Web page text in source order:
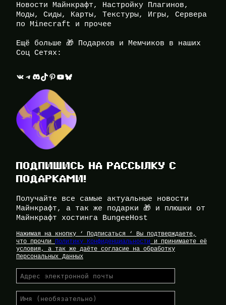
Новости Майнкрафт, Настройку Плагинов,
Моды, Сиды, Карты, Текстуры, Игры, Сервера
по Minecraft и прочее
Ещё больше 🎁 Подарков и Мемчиков в наших
Соц Сетях:
ВКонтакте Telegram Discord TikTok Pinterest YouTube Bluesky
ПОДПИШИСЬ НА РАССЫЛКУ С
ПОДАРКАМИ!
Получайте все самые актуальные новости
Майнкрафт, а так же подарки 🎁 и плюшки от
Майнкрафт хостинга BungeeHost
Нажимая на кнопку ‘ Подписаться ‘ Вы подтверждаете,
что прочли Политику Конфиденциальности и принимаете её
условия, а так же даёте согласие на обработку
Персональных Данных